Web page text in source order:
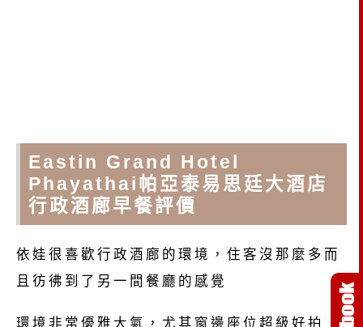
Eastin Grand Hotel
Phayathai帕亞泰易思廷大酒店
行政酒廊早餐評價
依娃很喜歡行政酒廊的環境，住客沒那麼多而
且彷彿到了另一間餐廳的感覺
環境非常優雅大氣，尤其窗邊座位超級好拍